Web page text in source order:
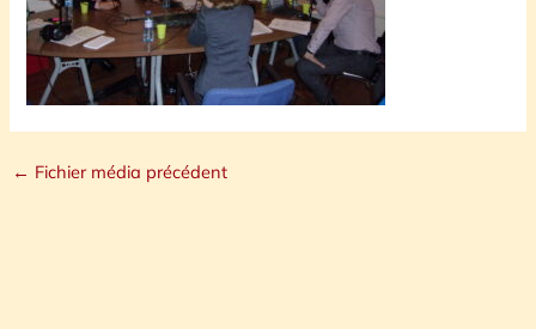
← Fichier média précédent